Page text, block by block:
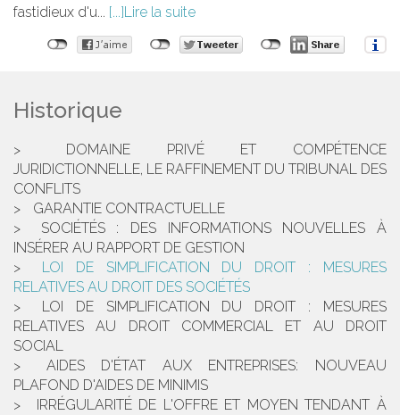
fastidieux d'u...
Lire la suite
Historique
DOMAINE PRIVÉ ET COMPÉTENCE
JURIDICTIONNELLE, LE RAFFINEMENT DU TRIBUNAL DES
CONFLITS
GARANTIE CONTRACTUELLE
SOCIÉTÉS : DES INFORMATIONS NOUVELLES À
INSÉRER AU RAPPORT DE GESTION
LOI DE SIMPLIFICATION DU DROIT : MESURES
RELATIVES AU DROIT DES SOCIÉTÉS
LOI DE SIMPLIFICATION DU DROIT : MESURES
RELATIVES AU DROIT COMMERCIAL ET AU DROIT
SOCIAL
AIDES D'ÉTAT AUX ENTREPRISES: NOUVEAU
PLAFOND D'AIDES DE MINIMIS
IRRÉGULARITÉ DE L'OFFRE ET MOYEN TENDANT À